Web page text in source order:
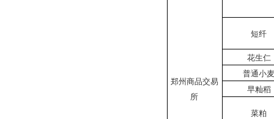
郑州商品交易
所
短纤
花生仁
普通小
早籼稻
菜粕